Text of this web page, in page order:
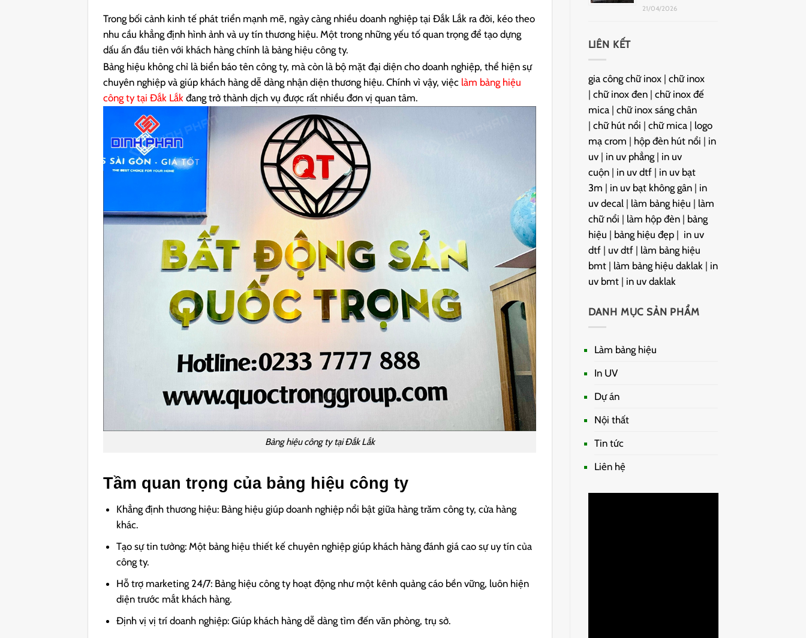
Trong bối cảnh kinh tế phát triển mạnh mẽ, ngày càng nhiều doanh nghiệp tại Đắk Lắk ra đời, kéo theo
nhu cầu khẳng định hình ảnh và uy tín thương hiệu. Một trong những yếu tố quan trọng để tạo dựng
dấu ấn đầu tiên với khách hàng chính là bảng hiệu công ty.
Bảng hiệu không chỉ là biển báo tên công ty, mà còn là bộ mặt đại diện cho doanh nghiệp, thể hiện sự
chuyên nghiệp và giúp khách hàng dễ dàng nhận diện thương hiệu. Chính vì vậy, việc làm bảng hiệu
công ty tại Đắk Lắk đang trở thành dịch vụ được rất nhiều đơn vị quan tâm.
Bảng hiệu công ty tại Đắk Lắk
Tầm quan trọng của bảng hiệu công ty
Khẳng định thương hiệu: Bảng hiệu giúp doanh nghiệp nổi bật giữa hàng trăm công ty, cửa hàng
khác.
Tạo sự tin tưởng: Một bảng hiệu thiết kế chuyên nghiệp giúp khách hàng đánh giá cao sự uy tín của
công ty.
Hỗ trợ marketing 24/7: Bảng hiệu công ty hoạt động như một kênh quảng cáo bền vững, luôn hiện
diện trước mắt khách hàng.
Định vị vị trí doanh nghiệp: Giúp khách hàng dễ dàng tìm đến văn phòng, trụ sở.
21/04/2026
LIÊN KẾT
gia công chữ inox| chữ inox
| chữ inox đen| chữ inox đế
mica| chữ inox sáng chân
| chữ hút nổi | chữ mica| logo
mạ crom | hộp đèn hút nổi | in
uv| in uv phẳng| in uv
cuộn| in uv dtf| in uv bạt
3m | in uv bạt không gân| in
uv decal| làm bảng hiệu | làm
chữ nổi | làm hộp đèn| bảng
hiệu | bảng hiệu đẹp| in uv
dtf| uv dtf| làm bảng hiệu
bmt| làm bảng hiệu daklak| in
uv bmt| in uv daklak
DANH MỤC SẢN PHẨM
Làm bảng hiệu
In UV
Dự án
Nội thất
Tin tức
Liên hệ